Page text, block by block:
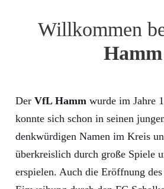
Willkommen
Hamm
Der VfL Hamm wurde im Jahre
konnte sich schon in seinen
denkwürdigen Namen im Kreis
überkreislich durch große Spiele
erspielen. Auch die Eröffnung